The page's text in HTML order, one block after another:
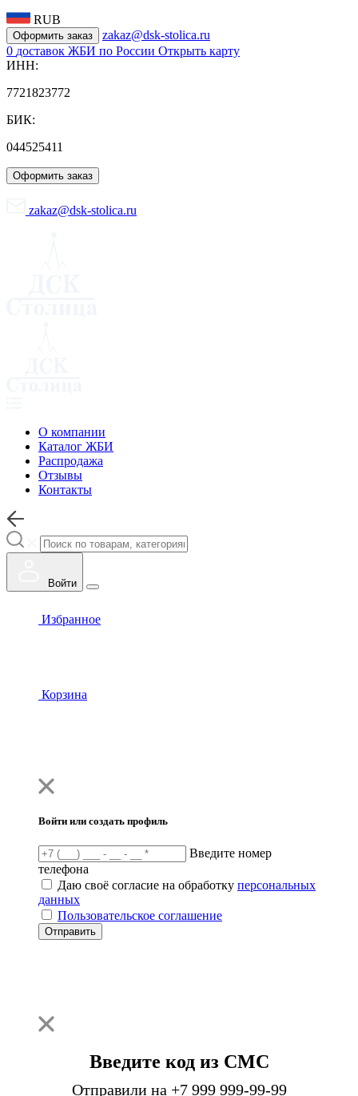
RUB
Оформить заказ
zakaz@dsk-stolica.ru
0 доставок ЖБИ по России Открыть карту
ИНН:
7721823772
БИК:
044525411
Оформить заказ
zakaz@dsk-stolica.ru
О компании
Каталог ЖБИ
Распродажа
Отзывы
Контакты
Войти
Избранное
Корзина
Войти или создать профиль
Введите номер
телефона
Даю своё согласие на обработку персональных
данных
Пользовательское соглашение
Отправить
Введите код из СМС
Отправили на +7 999 999-99-99